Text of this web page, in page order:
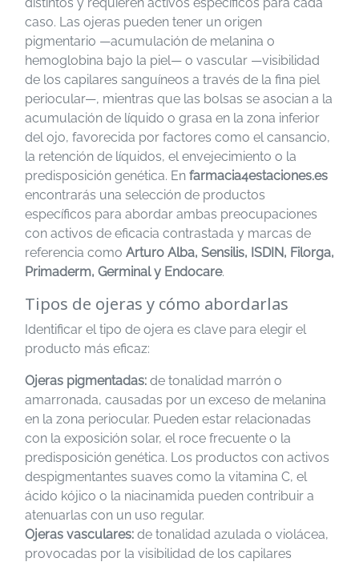
caso. Las ojeras pueden tener un origen
pigmentario —acumulación de melanina o
hemoglobina bajo la piel— o vascular —visibilidad
de los capilares sanguíneos a través de la fina piel
periocular—, mientras que las bolsas se asocian a la
acumulación de líquido o grasa en la zona inferior
del ojo, favorecida por factores como el cansancio,
la retención de líquidos, el envejecimiento o la
predisposición genética. En farmacia4estaciones.es
encontrarás una selección de productos
específicos para abordar ambas preocupaciones
con activos de eficacia contrastada y marcas de
referencia como Arturo Alba, Sensilis, ISDIN, Filorga,
Primaderm, Germinal y Endocare.
Tipos de ojeras y cómo abordarlas
Identificar el tipo de ojera es clave para elegir el
producto más eficaz:
Ojeras pigmentadas: de tonalidad marrón o
amarronada, causadas por un exceso de melanina
en la zona periocular. Pueden estar relacionadas
con la exposición solar, el roce frecuente o la
predisposición genética. Los productos con activos
despigmentantes suaves como la vitamina C, el
ácido kójico o la niacinamida pueden contribuir a
atenuarlas con un uso regular.
Ojeras vasculares: de tonalidad azulada o violácea,
provocadas por la visibilidad de los capilares